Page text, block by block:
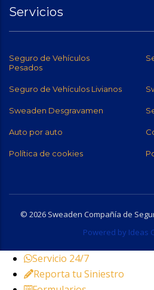
Servicios
Seguro de Vehículos
Pesados
Seguro de Vehículos Livianos
Sweaden Desgravamen
Auto por auto
Política de cookies
© 2026 Sweaden Compañía de
Powered by Ideas
Servicio 24/7
Reporta tu Siniestro